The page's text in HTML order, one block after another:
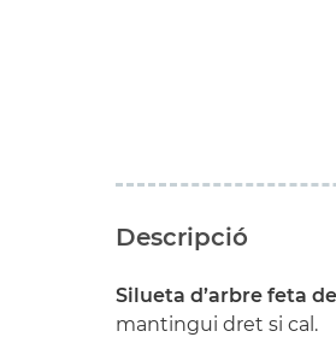
Descripció
Silueta d’arbre feta
mantingui dret si cal .